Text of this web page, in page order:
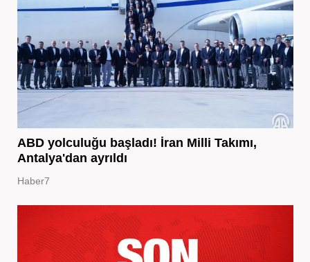
ABD yolculuğu başladı! İran Milli Takımı,
Antalya'dan ayrıldı
Haber7